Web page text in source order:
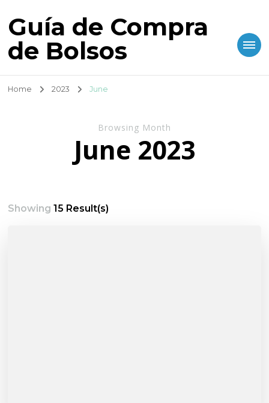
Guía de Compra
de Bolsos
Home 2023 June
Browsing Month
June 2023
Showing15 Result(s)